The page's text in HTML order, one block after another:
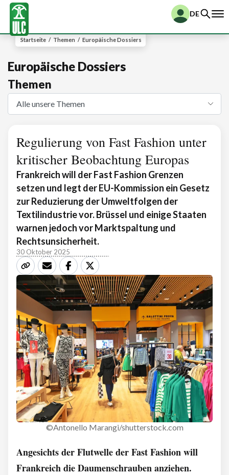
DE
Startseite / Themen / Europäische Dossiers
Europäische Dossiers
Themen
Regulierung von Fast Fashion unter
kritischer Beobachtung Europas
Frankreich will der Fast Fashion Grenzen
setzen und legt der EU-Kommission ein Gesetz
zur Reduzierung der Umweltfolgen der
Textilindustrie vor. Brüssel und einige Staaten
warnen jedoch vor Marktspaltung und
Rechtsunsicherheit.
30 Oktober 2025
©Antonello Marangi/shutterstock.com
Angesichts der Flutwelle der Fast Fashion will
Frankreich die Daumenschrauben anziehen.